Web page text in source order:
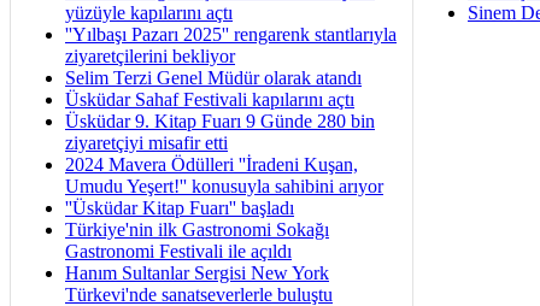
yüzüyle kapılarını açtı
''Yılbaşı Pazarı 2025'' rengarenk stantlarıyla
ziyaretçilerini bekliyor
Selim Terzi Genel Müdür olarak atandı
Üsküdar Sahaf Festivali kapılarını açtı
Üsküdar 9. Kitap Fuarı 9 Günde 280 bin
ziyaretçiyi misafir etti
2024 Mavera Ödülleri ''İradeni Kuşan,
Umudu Yeşert!'' konusuyla sahibini arıyor
''Üsküdar Kitap Fuarı'' başladı
Türkiye'nin ilk Gastronomi Sokağı
Gastronomi Festivali ile açıldı
Hanım Sultanlar Sergisi New York
Türkevi'nde sanatseverlerle buluştu
Sinem